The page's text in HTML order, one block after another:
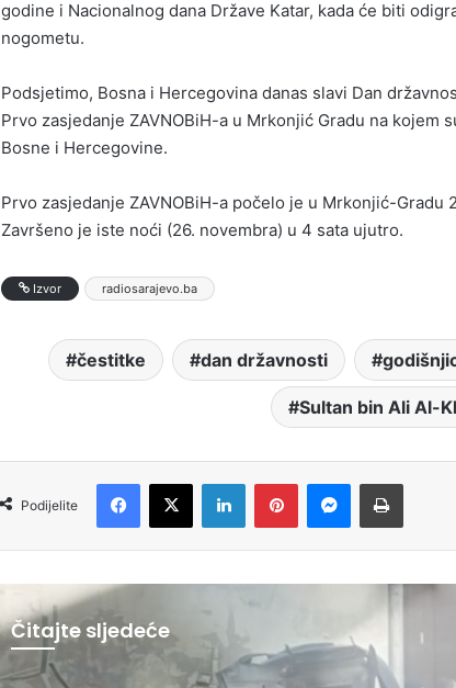
godine i Nacionalnog dana Države Katar, kada će biti
nogometu.
Podsjetimo, Bosna i Hercegovina danas slavi Dan
Prvo zasjedanje ZAVNOBiH-a u Mrkonjić Gradu na kojem
Bosne i Hercegovine.
Prvo zasjedanje ZAVNOBiH-a počelo je u Mrkonjić-Gradu
Završeno je iste noći (26. novembra) u 4 sata ujutro.
Izvor radiosarajevo.ba
čestitke dan državnosti
Sultan bin Ali Al-
Podijelite
Čitajte sljedeće